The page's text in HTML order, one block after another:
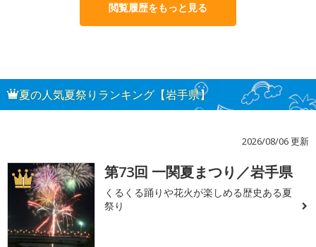
閲覧履歴をもっと見る
夏の人気夏祭りランキング【岩手県】
2026/08/06 更新
1 第73回 一関夏まつり／岩手県
くるくる踊りや花火が楽しめる歴史ある夏
祭り